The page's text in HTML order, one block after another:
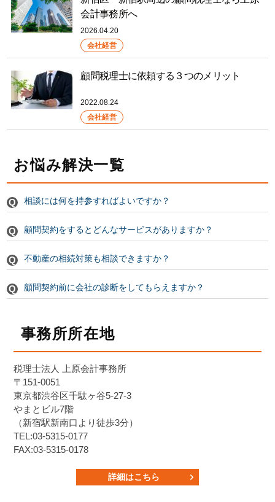
会計事務所へ
2026.04.20
会社経営
顧問税理士に依頼する３つのメリット
2022.08.24
会社経営
お悩み解決一覧
相談には何を持参すればよいですか？
顧問契約をするとどんなサービスがありますか？
不動産の相続対策も相談できますか？
顧問契約前に会社の診断をしてもらえますか？
事務所所在地
税理士法人 上原会計事務所
〒151-0051
東京都渋谷区千駄ヶ谷5-27-3
やまとビル7階
（新宿駅新南口より徒歩3分）
TEL:03-5315-0177
FAX:03-5315-0178
詳細はこちら